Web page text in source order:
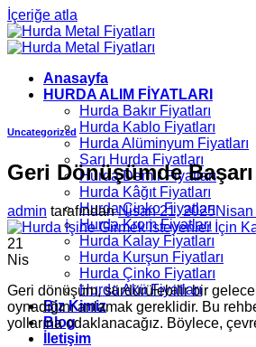
İçeriğe atla
Anasayfa
HURDA ALIM FİYATLARI
Hurda Bakır Fiyatları
Hurda Kablo Fiyatları
Hurda Alüminyum Fiyatları
Sarı Hurda Fiyatları
Hurda Demir Fiyatları
Hurda Kâğıt Fiyatları
Hurda Çinko Fiyatları
Hurda Krom Fiyatları
Hurda Kalay Fiyatları
Hurda Kurşun Fiyatları
Hurda Çinko Fiyatları
Hurda Akü Fiyatları
Biz Kimiz
Blog
İletişim
Uncategorized
Geri Dönüşümde
admin tarafından Nisan 21, 2025
21
Nis
Geri dönüşüm, sürdürülebilir bir
oynadığını anlamak gereklidir. Bu
yollarına odaklanacağız. Böylece,